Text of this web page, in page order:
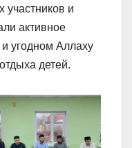
участников и
активное
угодном Аллаху
детей.